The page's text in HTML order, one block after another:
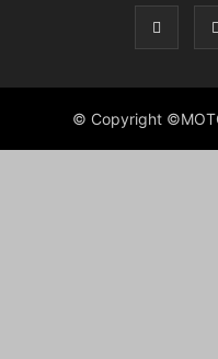
© Copyright